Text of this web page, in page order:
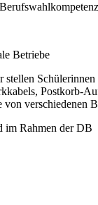
Betriebe
Postkorb-
verschiedenen
im Rahmen der DB